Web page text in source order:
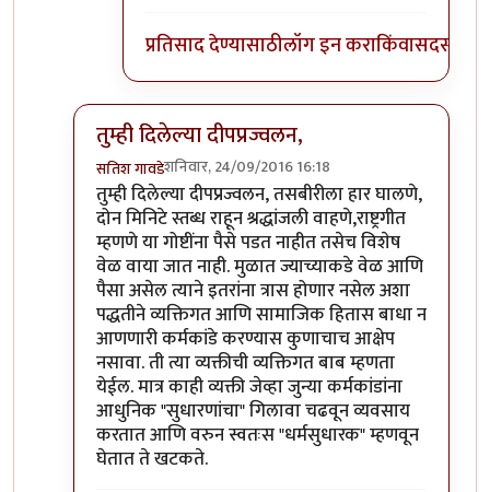
प्रतिसाद देण्यासाठीलॉग इन कराकिंवासदस्य व्हा
तुम्ही दिलेल्या दीपप्रज्वलन,
सतिश गावडेशनिवार, 24/09/2016 16:18
In reply toमला तसे वाटत नाही. अनेकbyप्रकाश घाटपांडे
तुम्ही दिलेल्या दीपप्रज्वलन, तसबीरीला हार घालणे,
दोन मिनिटे स्तब्ध राहून श्रद्धांजली वाहणे,राष्ट्रगीत
म्हणणे या गोष्टींना पैसे पडत नाहीत तसेच विशेष
वेळ वाया जात नाही. मुळात ज्याच्याकडे वेळ आणि
पैसा असेल त्याने इतरांना त्रास होणार नसेल अशा
पद्धतीने व्यक्तिगत आणि सामाजिक हितास बाधा न
आणणारी कर्मकांडे करण्यास कुणाचाच आक्षेप
नसावा. ती त्या व्यक्तीची व्यक्तिगत बाब म्हणता
येईल. मात्र काही व्यक्ती जेव्हा जुन्या कर्मकांडांना
आधुनिक "सुधारणांचा" गिलावा चढवून व्यवसाय
करतात आणि वरुन स्वतःस "धर्मसुधारक" म्हणवून
घेतात ते खटकते.